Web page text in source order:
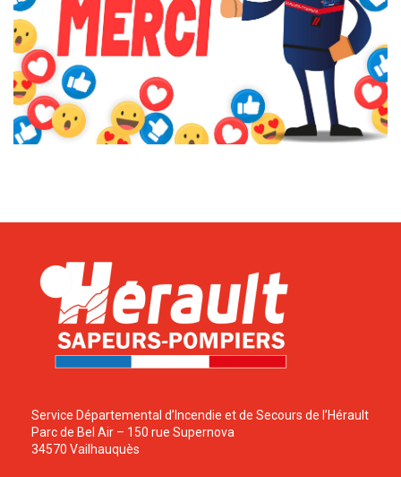
Service Départemental d’Incendie et de Secours de l’Hérault
Parc de Bel Air – 150 rue Supernova
34570 Vailhauquès